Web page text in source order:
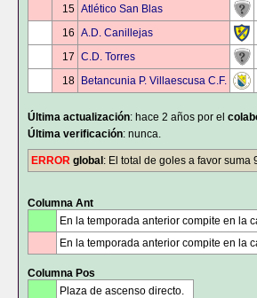
15 Atlético San Blas
16 A.D. Canillejas
17 C.D. Torres
18
Betancunia P. Villaescusa C.F.
Última actualización: hace 2 años por el
Última verificación: nunca.
ERROR global : El total de goles a favor
Columna Ant
En la temporada anterior compite en la
En la temporada anterior compite en la
Columna Pos
Plaza de ascenso directo.